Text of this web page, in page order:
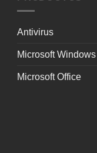
Antivirus
Microsoft Windows
Microsoft Office